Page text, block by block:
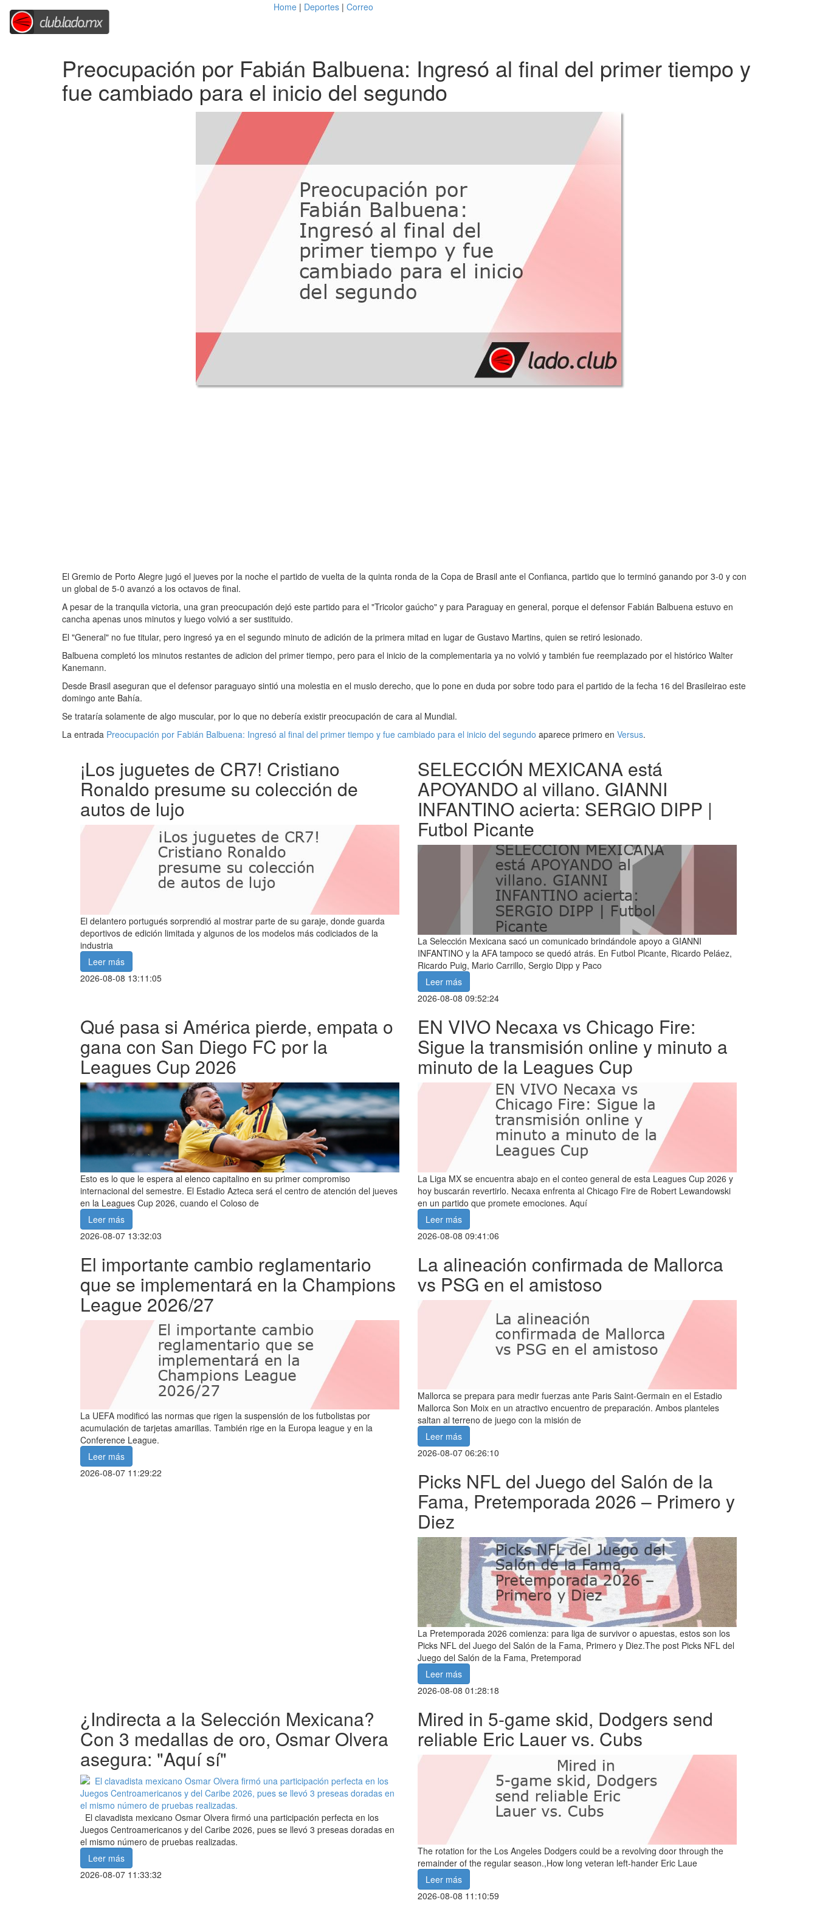
Home | Deportes | Correo
Preocupación por Fabián Balbuena: Ingresó al final del primer tiempo y
fue cambiado para el inicio del segundo
El Gremio de Porto Alegre jugó el jueves por la noche el partido de vuelta de la quinta ronda de la Copa de Brasil ante el Confianca, partido que lo terminó ganando por 3-0 y con
un global de 5-0 avanzó a los octavos de final.
A pesar de la tranquila victoria, una gran preocupación dejó este partido para el "Tricolor gaúcho" y para Paraguay en general, porque el defensor Fabián Balbuena estuvo en
cancha apenas unos minutos y luego volvió a ser sustituido.
El "General" no fue titular, pero ingresó ya en el segundo minuto de adición de la primera mitad en lugar de Gustavo Martins, quien se retiró lesionado.
Balbuena completó los minutos restantes de adicion del primer tiempo, pero para el inicio de la complementaria ya no volvió y también fue reemplazado por el histórico Walter
Kanemann.
Desde Brasil aseguran que el defensor paraguayo sintió una molestia en el muslo derecho, que lo pone en duda por sobre todo para el partido de la fecha 16 del Brasileirao este
domingo ante Bahía.
Se trataría solamente de algo muscular, por lo que no debería existir preocupación de cara al Mundial.
La entrada Preocupación por Fabián Balbuena: Ingresó al final del primer tiempo y fue cambiado para el inicio del segundo aparece primero en Versus.
¡Los juguetes de CR7! Cristiano
Ronaldo presume su colección de
autos de lujo
El delantero portugués sorprendió al mostrar parte de su garaje, donde guarda
deportivos de edición limitada y algunos de los modelos más codiciados de la
industria
Leer más
2026-08-08 13:11:05
SELECCIÓN MEXICANA está
APOYANDO al villano. GIANNI
INFANTINO acierta: SERGIO DIPP |
Futbol Picante
La Selección Mexicana sacó un comunicado brindándole apoyo a GIANNI
INFANTINO y la AFA tampoco se quedó atrás. En Futbol Picante, Ricardo Peláez,
Ricardo Puig, Mario Carrillo, Sergio Dipp y Paco
Leer más
2026-08-08 09:52:24
Qué pasa si América pierde, empata o
gana con San Diego FC por la
Leagues Cup 2026
Esto es lo que le espera al elenco capitalino en su primer compromiso
internacional del semestre. El Estadio Azteca será el centro de atención del jueves
en la Leagues Cup 2026, cuando el Coloso de
Leer más
2026-08-07 13:32:03
EN VIVO Necaxa vs Chicago Fire:
Sigue la transmisión online y minuto a
minuto de la Leagues Cup
La Liga MX se encuentra abajo en el conteo general de esta Leagues Cup 2026 y
hoy buscarán revertirlo. Necaxa enfrenta al Chicago Fire de Robert Lewandowski
en un partido que promete emociones. Aquí
Leer más
2026-08-08 09:41:06
El importante cambio reglamentario
que se implementará en la Champions
League 2026/27
La UEFA modificó las normas que rigen la suspensión de los futbolistas por
acumulación de tarjetas amarillas. También rige en la Europa league y en la
Conference League.
Leer más
2026-08-07 11:29:22
La alineación confirmada de Mallorca
vs PSG en el amistoso
Mallorca se prepara para medir fuerzas ante Paris Saint-Germain en el Estadio
Mallorca Son Moix en un atractivo encuentro de preparación. Ambos planteles
saltan al terreno de juego con la misión de
Leer más
2026-08-07 06:26:10
Picks NFL del Juego del Salón de la
Fama, Pretemporada 2026 – Primero y
Diez
La Pretemporada 2026 comienza: para liga de survivor o apuestas, estos son los
Picks NFL del Juego del Salón de la Fama, Primero y Diez.The post Picks NFL del
Juego del Salón de la Fama, Pretemporad
Leer más
2026-08-08 01:28:18
¿Indirecta a la Selección Mexicana?
Con 3 medallas de oro, Osmar Olvera
asegura: "Aquí sí"
El clavadista mexicano Osmar Olvera firmó una participación perfecta en los
Juegos Centroamericanos y del Caribe 2026, pues se llevó 3 preseas doradas en
el mismo número de pruebas realizadas.
Leer más
2026-08-07 11:33:32
Mired in 5-game skid, Dodgers send
reliable Eric Lauer vs. Cubs
The rotation for the Los Angeles Dodgers could be a revolving door through the
remainder of the regular season.,How long veteran left-hander Eric Laue
Leer más
2026-08-08 11:10:59